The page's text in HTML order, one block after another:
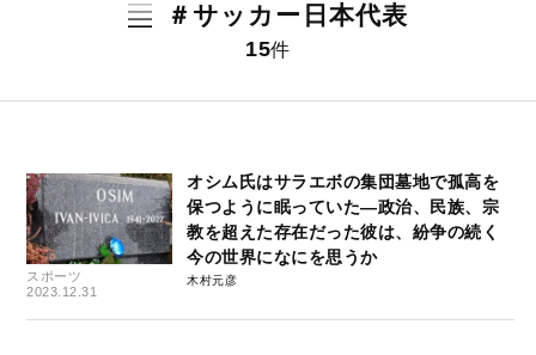
＃サッカー日本代表
15件
スポーツ
2023.12.31
オシム氏はサラエボの集団墓地で孤高を
保つように眠っていた―政治、民族、宗
教を超えた存在だった彼は、紛争の続く
今の世界になにを思うか
木村元彦